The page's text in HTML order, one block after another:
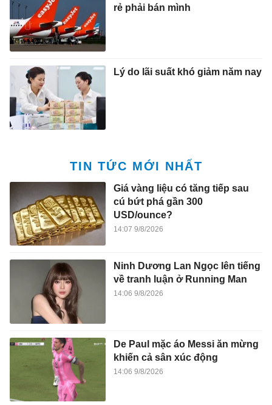
rẻ phải bán mình
Lý do lãi suất khó giảm năm nay
TIN TỨC MỚI NHẤT
Giá vàng liệu có tăng tiếp sau
cú bứt phá gần 300
USD/ounce?
14:07 9/8/2026
Ninh Dương Lan Ngọc lên tiếng
về tranh luận ở Running Man
14:06 9/8/2026
De Paul mặc áo Messi ăn mừng
khiến cả sân xúc động
14:06 9/8/2026